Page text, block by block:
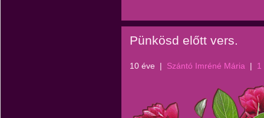
Pünkösd előtt vers.
10 éve | Szántó Imréné Mária | 1